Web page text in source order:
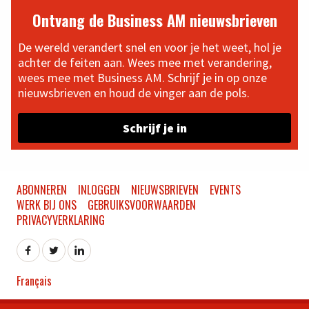
Ontvang de Business AM nieuwsbrieven
De wereld verandert snel en voor je het weet, hol je
achter de feiten aan. Wees mee met verandering,
wees mee met Business AM. Schrijf je in op onze
nieuwsbrieven en houd de vinger aan de pols.
Schrijf je in
ABONNEREN INLOGGEN NIEUWSBRIEVEN
EVENTS
WERK BIJ ONS
GEBRUIKSVOORWAARDEN
PRIVACYVERKLARING
Français